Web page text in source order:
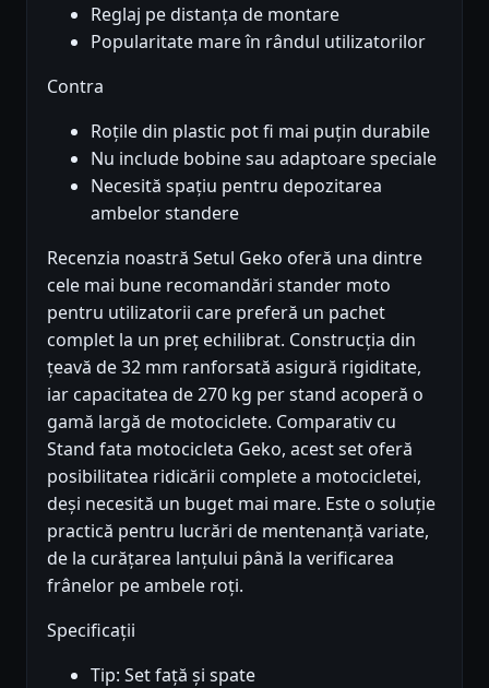
Reglaj pe distanța de montare
Popularitate mare în rândul utilizatorilor
Contra
Roțile din plastic pot fi mai puțin durabile
Nu include bobine sau adaptoare speciale
Necesită spațiu pentru depozitarea
ambelor standere
Recenzia noastră Setul Geko oferă una dintre
cele mai bune recomandări stander moto
pentru utilizatorii care preferă un pachet
complet la un preț echilibrat. Construcția din
țeavă de 32 mm ranforsată asigură rigiditate,
iar capacitatea de 270 kg per stand acoperă o
gamă largă de motociclete. Comparativ cu
Stand fata motocicleta Geko, acest set oferă
posibilitatea ridicării complete a motocicletei,
deși necesită un buget mai mare. Este o soluție
practică pentru lucrări de mentenanță variate,
de la curățarea lanțului până la verificarea
frânelor pe ambele roți.
Specificații
Tip: Set față și spate